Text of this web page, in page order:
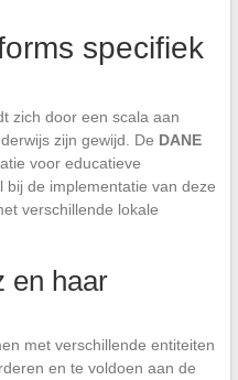
specifiek
zich door een scala aan
zijn gewijd. De DANE
voor educatieve
de implementatie van deze
verschillende lokale
en haar
met verschillende entiteiten
en te voldoen aan de